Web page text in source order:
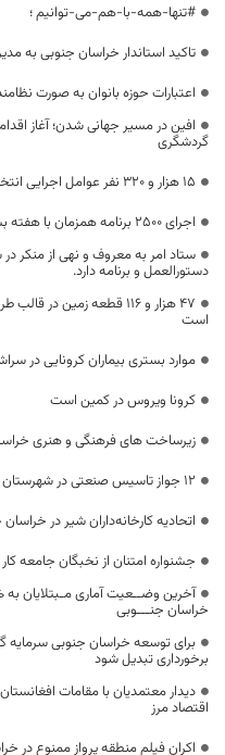
#تنها-همه-با-هم-می-توانیم ؛
تاکید استاندار خراسان جنوبی به
اعتبارات حوزه بانوان به صورت
افین در مسیر جهانی شدن؛ آغاز
گردشگری
۱۵ هزار و ۳۲۰ نفر عوامل اجرایی انتخابات در خراسان جنوبی هستند
اجرای ۲۵۰۰ برنامه همزمان با هفته بسیج در استان خراسان جنوبی
ستاد امر به معروف و نهی از منکر
دستورالعمل و برنامه دارد.
۴۷ هزار و ۱۱۶ قطعه زمین
است
موارد بستری بیماران کرونایی در
کرونا ویروس در کمین است
زیرساخت های فرهنگی و هنری
۱۲ جواز تاسیس صنعتی در شهرستان فردوس صادر شد
اتحادیه کارخانه‌داران شیر در
جشنواره امتنان از نخبگان جامعه
آخرین وضــعیت آماری مـبتلایان
خراسان جنـــوبی
برای توسعه خراسان جنوبی سرمایه
برخورداری تبدیل شود
دیدار معتمدیان با مقامات
اقتصاد مرز
اکران فیلم منطقه پرواز ممنوع در